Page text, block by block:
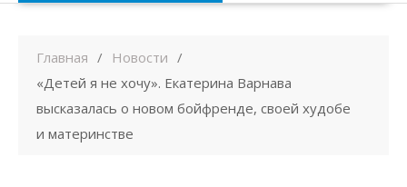
Главная
Новости
«Детей я не хочу». Екатерина Варнава
высказалась о новом бойфренде, своей худобе
и материнстве